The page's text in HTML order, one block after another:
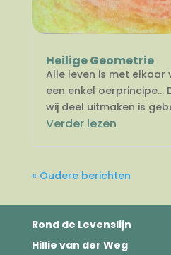
Heilige Geometrie
Alle leven is met elkaar
een enkel oerprincipe…
wij deel uitmaken is
Verder lezen
« Oudere berichten
Rond de Levenslijn
Hillie van der Weg